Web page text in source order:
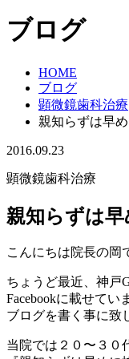
ブログ
HOME
ブログ
顕微鏡歯科治療
親知らずは早
2016.09.23
顕微鏡歯科治療
親知らずは早
こんにちは院長の岡
ちょうど最近、神戸
Facebookに載せてい
ブログを書く事に致
当院では２０〜３０